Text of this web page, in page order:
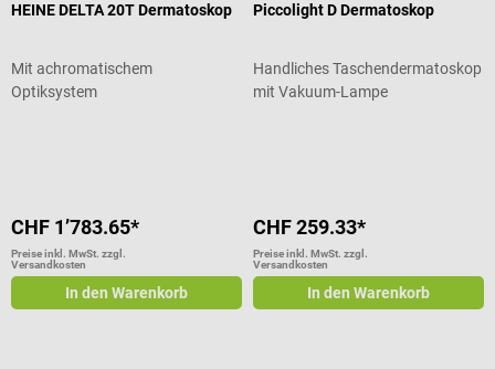
HEINE DELTA 20T Dermatoskop
Mit achromatischem
Optiksystem
CHF 1’783.65*
Preise inkl. MwSt. zzgl.
Versandkosten
In den Warenkorb
Piccolight D Dermatoskop
Handliches Taschendermatoskop
mit Vakuum-Lampe
CHF 259.33*
Preise inkl. MwSt. zzgl.
Versandkosten
In den Warenkorb